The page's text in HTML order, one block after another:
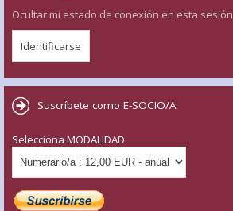
Ocultar mi estado de conexión en esta sesión
Suscríbete como E-SOCIO/A
Selecciona MODALIDAD